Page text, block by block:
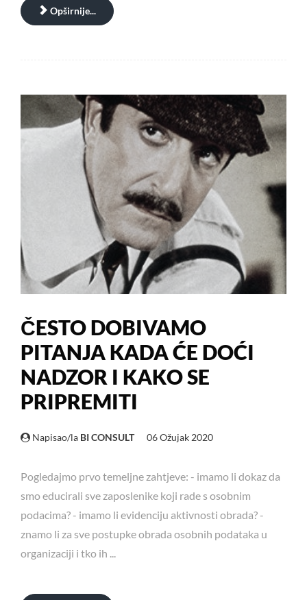
Opširnije...
ČESTO DOBIVAMO
PITANJA KADA ĆE DOĆI
NADZOR I KAKO SE
PRIPREMITI
Napisao/la BI CONSULT 06 Ožujak 2020
Pogledajmo prvo temeljne zahtjeve: - imamo li dokaz da
smo educirali sve zaposlenike koji rade s osobnim
podacima? - imamo li evidenciju aktivnosti obrada? -
znamo li za sve postupke obrada osobnih podataka u
organizaciji i tko ih ...